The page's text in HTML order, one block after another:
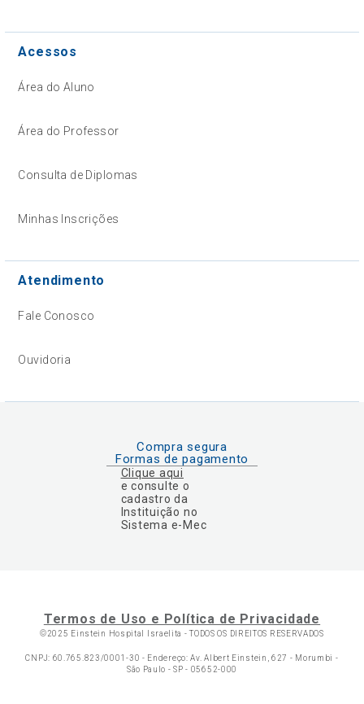
Acessos
Área do Aluno
Área do Professor
Consulta de Diplomas
Minhas Inscrições
Atendimento
Fale Conosco
Ouvidoria
Compra segura
Formas de pagamento
Clique aqui
e consulte o
cadastro da
Instituição no
Sistema e-Mec
Termos de Uso e Política de Privacidade
©2025 Einstein Hospital Israelita -TODOS OS DIREITOS RESERVADOS
CNPJ: 60.765.823/0001-30 - Endereço: Av. Albert Einstein, 627 - Morumbi -
São Paulo - SP - 05652-000